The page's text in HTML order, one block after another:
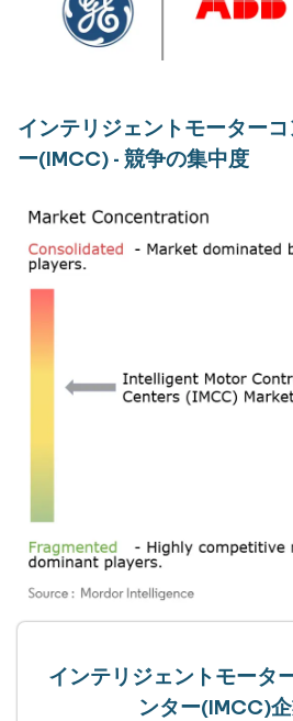
インテリジェントモーター
ー(IMCC) - 競争の集中度
インテリジェントモータ
ンター(IMCC)